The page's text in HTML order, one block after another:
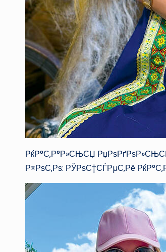
РќР°С‚Р°Р»СЊСЏ
Р¤РѕС‚Рѕ: РЎРѕС†СЃРµС‚Рё